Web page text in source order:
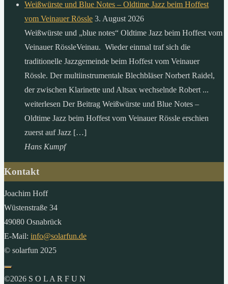
Weißwürste und Blue Notes – Oldtime Jazz beim Hoffest
vom Veinauer Rössle 3. August 2026
Weißwürste und „blue notes“ Oldtime Jazz beim Hoffest vom
Veinauer RössleVeinau. Wieder einmal traf sich die
traditionelle Jazzgemeinde beim Hoffest vom Veinauer
Rössle. Der multiinstrumentale Blechbläser Norbert Raidel,
der zwischen Klarinette und Altsax wechselnde Robert ...
weiterlesen Der Beitrag Weißwürste und Blue Notes –
Oldtime Jazz beim Hoffest vom Veinauer Rössle erschien
zuerst auf Jazz […]
Hans Kumpf
Kontakt
Joachim Hoff
Wüstenstraße 34
49080 Osnabrück
E-Mail: info@solarfun.de
© solarfun 2025
©2026 S O L A R F U N